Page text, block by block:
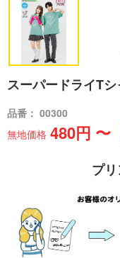
スーパードライTシ
品番： 00300
無地価格 480円 〜
プ